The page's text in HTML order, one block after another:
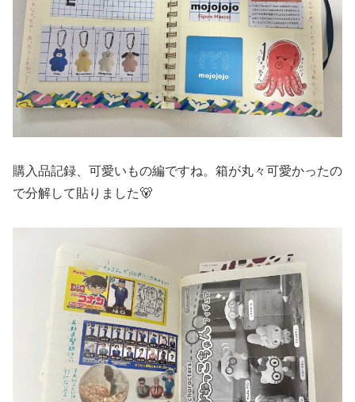
購入品記録、可愛いもの編ですね。箱が丸々可愛かったの
で分解して貼りました🐻